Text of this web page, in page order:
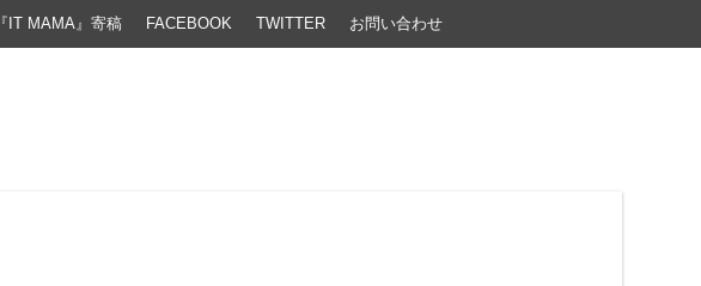
『IT MAMA』寄稿 FACEBOOK TWITTER お問い合わせ